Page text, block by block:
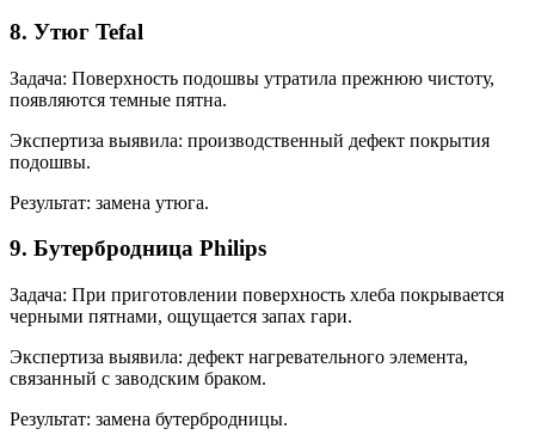
8. Утюг Tefal
Задача: Поверхность подошвы утратила прежнюю чистоту,
появляются темные пятна.
Экспертиза выявила: производственный дефект покрытия
подошвы.
Результат: замена утюга.
9. Бутербродница Philips
Задача: При приготовлении поверхность хлеба покрывается
черными пятнами, ощущается запах гари.
Экспертиза выявила: дефект нагревательного элемента,
связанный с заводским браком.
Результат: замена бутербродницы.